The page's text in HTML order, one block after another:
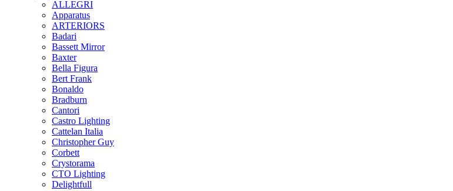
ALLEGRI
Apparatus
ARTERIORS
Badari
Bassett Mirror
Baxter
Bella Figura
Bert Frank
Bonaldo
Bradburn
Cantori
Castro Lighting
Cattelan Italia
Christopher Guy
Corbett
Crystorama
CTO Lighting
Delightfull